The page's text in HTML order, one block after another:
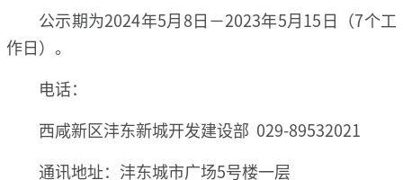
公示期为2024年5月8日－2023年5月15日（7个工
作日）。
电话：
西咸新区沣东新城开发建设部 029-89532021
通讯地址：沣东城市广场5号楼一层